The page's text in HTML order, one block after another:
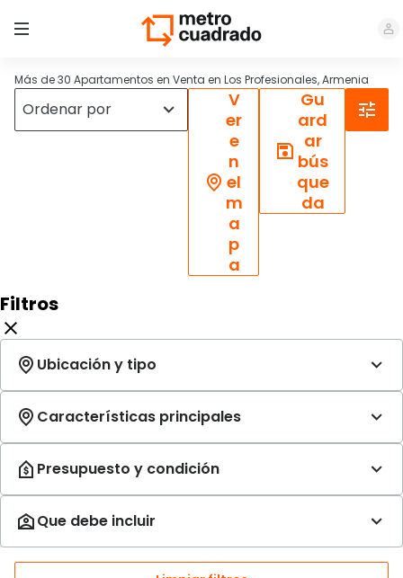
Más de 30 Apartamentos en Venta en Los Profesionales, Armenia
V
er
e
n
el
m
a
p
a
Gu
ard
ar
bús
que
da
Filtros